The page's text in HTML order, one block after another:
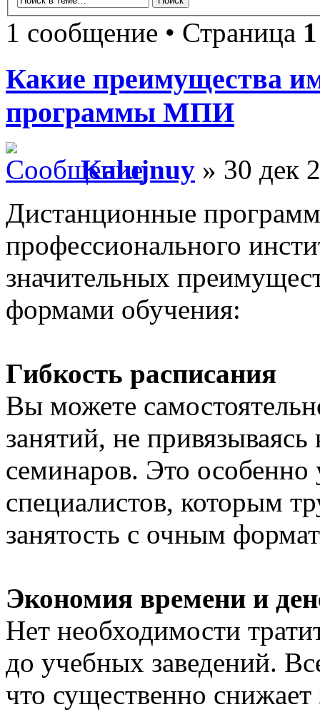
1 сообщение • Страница 1
Какие преимущества
программы МПИ
Kalujnuy » 30 дек
Дистанционные
профессионального
значительных
формами обучения:
Гибкость расписания
Вы можете
занятий, не
семинаров. Это
специалистов, которым
занятость с очным
Экономия времени и
Нет необходимости
до учебных заведений.
что существенно